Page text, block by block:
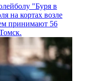
"Буря в
на кортах возле
принимают 56